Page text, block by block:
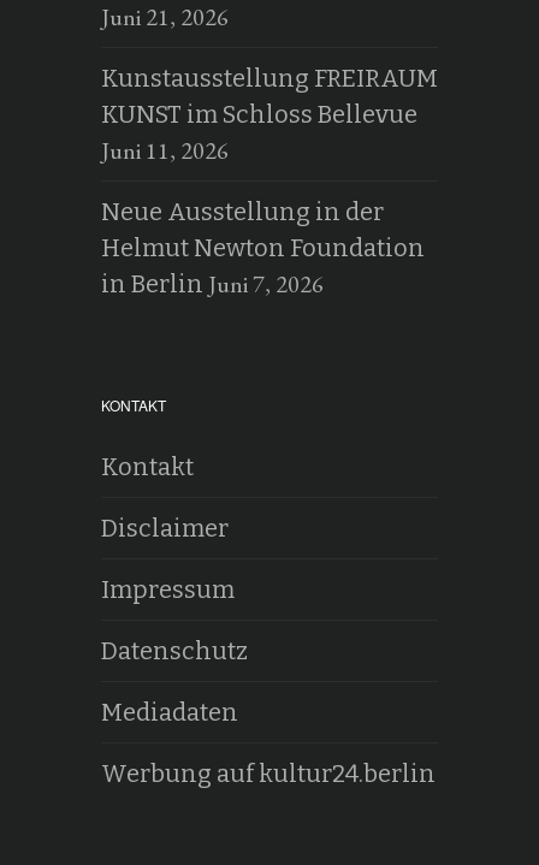
Juni 21, 2026
Kunstausstellung FREIRAUM
KUNST im Schloss Bellevue
Juni 11, 2026
Neue Ausstellung in der
Helmut Newton Foundation
in Berlin Juni 7, 2026
KONTAKT
Kontakt
Disclaimer
Impressum
Datenschutz
Mediadaten
Werbung auf kultur24.berlin